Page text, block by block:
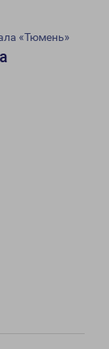
«Тюмень»